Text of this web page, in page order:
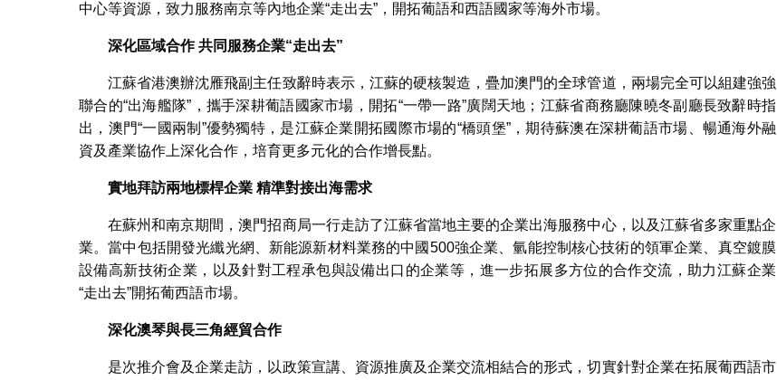
中心等資源，致力服務南京等內地企業“走出去”，開拓葡語和西語國家等海外市場。
深化區域合作 共同服務企業“走出去”
江蘇省港澳辦沈雁飛副主任致辭時表示，江蘇的硬核製造，疊加澳門的全球管道，兩場完全可以組建強強
聯合的“出海艦隊”，攜手深耕葡語國家市場，開拓“一帶一路”廣闊天地；江蘇省商務廳陳曉冬副廳長致辭時指
出，澳門“一國兩制”優勢獨特，是江蘇企業開拓國際市場的“橋頭堡”，期待蘇澳在深耕葡語市場、暢通海外融
資及產業協作上深化合作，培育更多元化的合作增長點。
實地拜訪兩地標桿企業 精準對接出海需求
在蘇州和南京期間，澳門招商局一行走訪了江蘇省當地主要的企業出海服務中心，以及江蘇省多家重點企
業。當中包括開發光纖光網、新能源新材料業務的中國500強企業、氫能控制核心技術的領軍企業、真空鍍膜
設備高新技術企業，以及針對工程承包與設備出口的企業等，進一步拓展多方位的合作交流，助力江蘇企業
“走出去”開拓葡西語市場。
深化澳琴與長三角經貿合作
是次推介會及企業走訪，以政策宣講、資源推廣及企業交流相結合的形式，切實針對企業在拓展葡西語市